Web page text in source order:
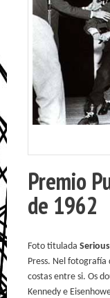
Premio
de 1962
Foto titulada
Press. Nel fotografía
costas entre si. Os
Kennedy e